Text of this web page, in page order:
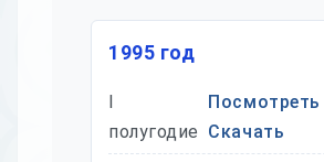
1995 год
I
полугодие
Посмотреть
Скачать